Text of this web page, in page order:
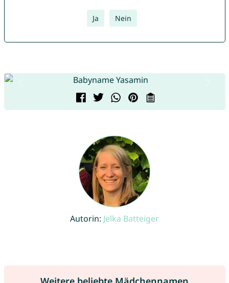
Ja Nein
Autorin: Jelka Batteiger